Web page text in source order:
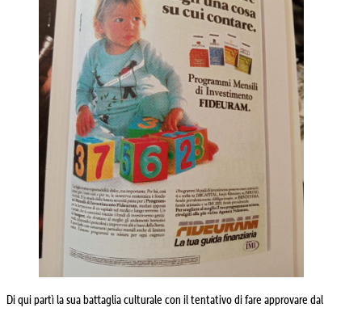
Di qui partì la sua battaglia culturale con il tentativo di fare approvare dal